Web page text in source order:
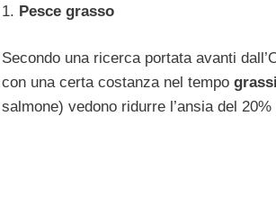
1. Pesce grasso
Secondo una ricerca portata avanti
con una certa costanza nel tempo
salmone) vedono ridurre l’ansia del